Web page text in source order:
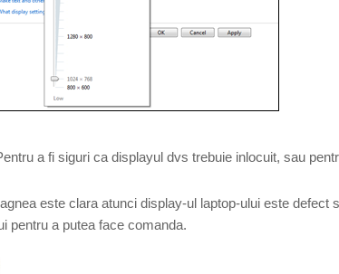
a fi siguri ca displayul dvs trebuie inlocuit, sau
este clara atunci display-ul laptop-ului este defect
pentru a putea face comanda.